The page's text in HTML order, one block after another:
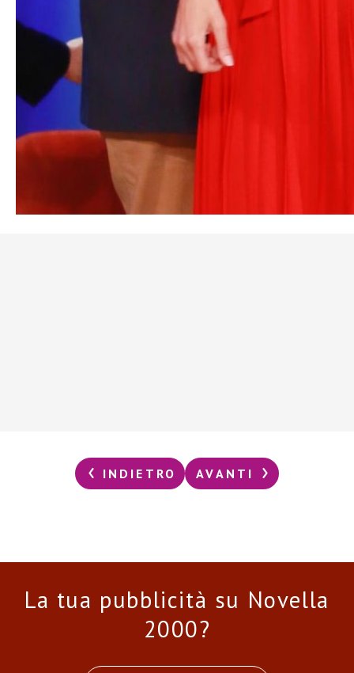
INDIETRO AVANTI
La tua pubblicità su Novella
2000?